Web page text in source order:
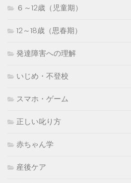
６～12歳（児童期）
12～18歳（思春期）
発達障害への理解
いじめ・不登校
スマホ・ゲーム
正しい叱り方
赤ちゃん学
産後ケア